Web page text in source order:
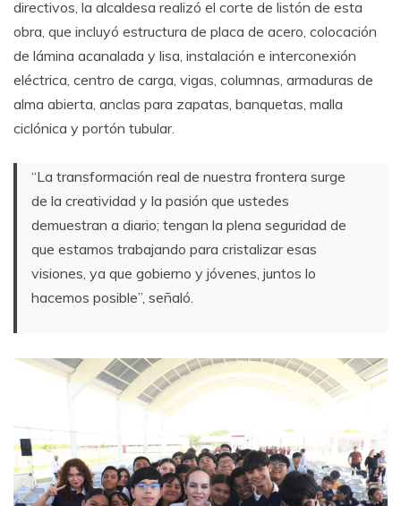
directivos, la alcaldesa realizó el corte de listón de esta
obra, que incluyó estructura de placa de acero, colocación
de lámina acanalada y lisa, instalación e interconexión
eléctrica, centro de carga, vigas, columnas, armaduras de
alma abierta, anclas para zapatas, banquetas, malla
ciclónica y portón tubular.
“La transformación real de nuestra frontera surge
de la creatividad y la pasión que ustedes
demuestran a diario; tengan la plena seguridad de
que estamos trabajando para cristalizar esas
visiones, ya que gobierno y jóvenes, juntos lo
hacemos posible”, señaló.